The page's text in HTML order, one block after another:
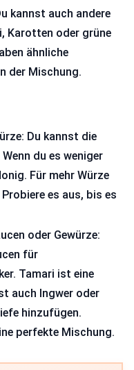
kannst auch andere
Karotten oder grüne
ähnliche
der Mischung.
Du kannst die
du es weniger
Für mehr Würze
es aus, bis es
oder Gewürze:
für
Tamari ist eine
auch Ingwer oder
hinzufügen.
perfekte Mischung.